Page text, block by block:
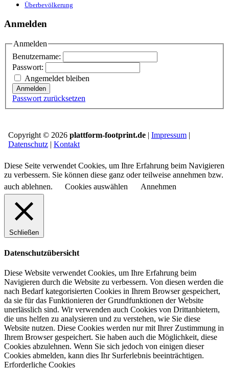
Überbevölkerung
Anmelden
Anmelden
Benutzername:
Passwort:
Angemeldet bleiben
Anmelden
Passwort zurücksetzen
Copyright © 2026 plattform-footprint.de | Impressum |
Datenschutz | Kontakt
Diese Seite verwendet Cookies, um Ihre Erfahrung beim Navigieren
zu verbessern. Sie können diese ganz oder teilweise annehmen bzw.
auch ablehnen.
Cookies auswählen Annehmen
Schließen
Datenschutzübersicht
Diese Website verwendet Cookies, um Ihre Erfahrung beim
Navigieren durch die Website zu verbessern. Von diesen werden die
nach Bedarf kategorisierten Cookies in Ihrem Browser gespeichert,
da sie für das Funktionieren der Grundfunktionen der Website
unerlässlich sind. Wir verwenden auch Cookies von Drittanbietern,
die uns helfen zu analysieren und zu verstehen, wie Sie diese
Website nutzen. Diese Cookies werden nur mit Ihrer Zustimmung in
Ihrem Browser gespeichert. Sie haben auch die Möglichkeit, diese
Cookies abzulehnen. Wenn Sie sich jedoch von einigen dieser
Cookies abmelden, kann dies Ihr Surferlebnis beeinträchtigen.
Erforderliche Cookies